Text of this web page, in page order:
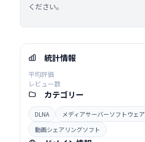
ください。
統計情報
平均評価
レビュー数
カテゴリー
DLNA メディアサーバーソフトウェア
動画シェアリングソフト